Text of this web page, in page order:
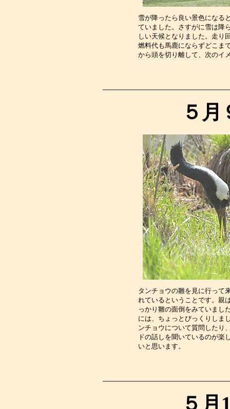
雪が降ったら良い景色になる
ていました。さすがに雪は降
しい天候となりました。走り
燃料代も馬鹿にならずどこま
から頭を切り離して、次
５月
タンチョウの雛を見に行って
れているということです。親
っかり雛の面倒をみていまし
には、ちょっとびっくりしま
ンチョウについて質問したり
ドの話しを聞いているのが楽
いと
５月